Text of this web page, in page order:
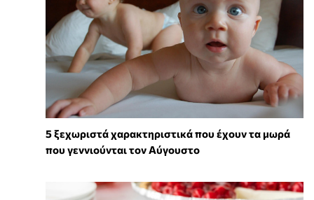
5 ξεχωριστά χαρακτηριστικά που έχουν τα μωρά
που γεννιούνται τον Αύγουστο